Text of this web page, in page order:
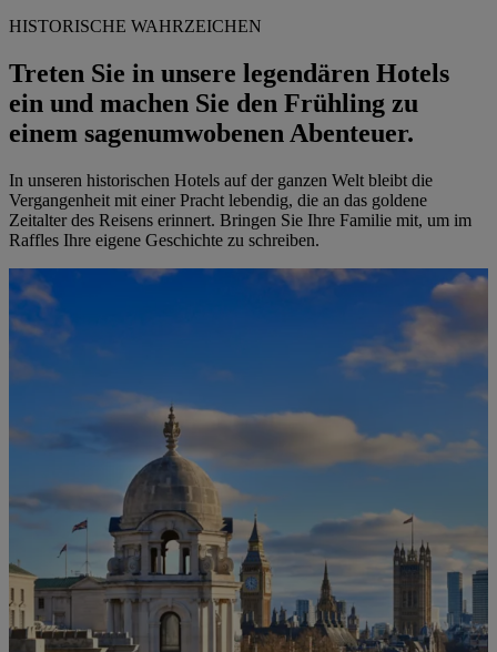
HISTORISCHE WAHRZEICHEN
Treten Sie in unsere legendären Hotels
ein und machen Sie den Frühling zu
einem sagenumwobenen Abenteuer.
In unseren historischen Hotels auf der ganzen Welt bleibt die
Vergangenheit mit einer Pracht lebendig, die an das goldene
Zeitalter des Reisens erinnert. Bringen Sie Ihre Familie mit, um im
Raffles Ihre eigene Geschichte zu schreiben.